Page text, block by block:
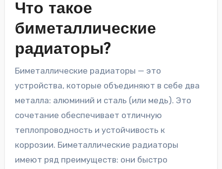
Что такое
биметаллические
радиаторы?
Биметаллические радиаторы — это
устройства, которые объединяют в себе два
металла: алюминий и сталь (или медь). Это
сочетание обеспечивает отличную
теплопроводность и устойчивость к
коррозии. Биметаллические радиаторы
имеют ряд преимуществ: они быстро